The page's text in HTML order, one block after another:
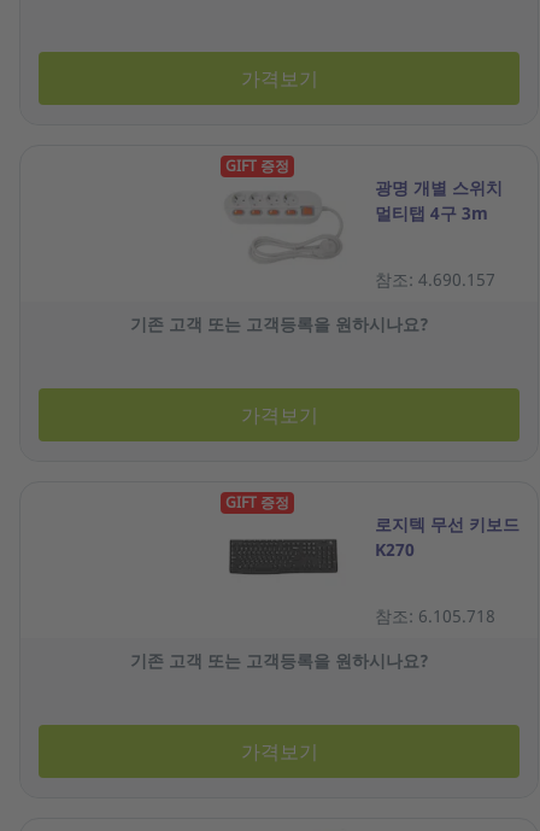
가격보기
GIFT 증정
광명 개별 스위치
멀티탭 4구 3m
참조: 4.690.157
기존 고객 또는 고객등록을 원하시나요?
가격보기
GIFT 증정
로지텍 무선 키보드
K270
참조: 6.105.718
기존 고객 또는 고객등록을 원하시나요?
가격보기